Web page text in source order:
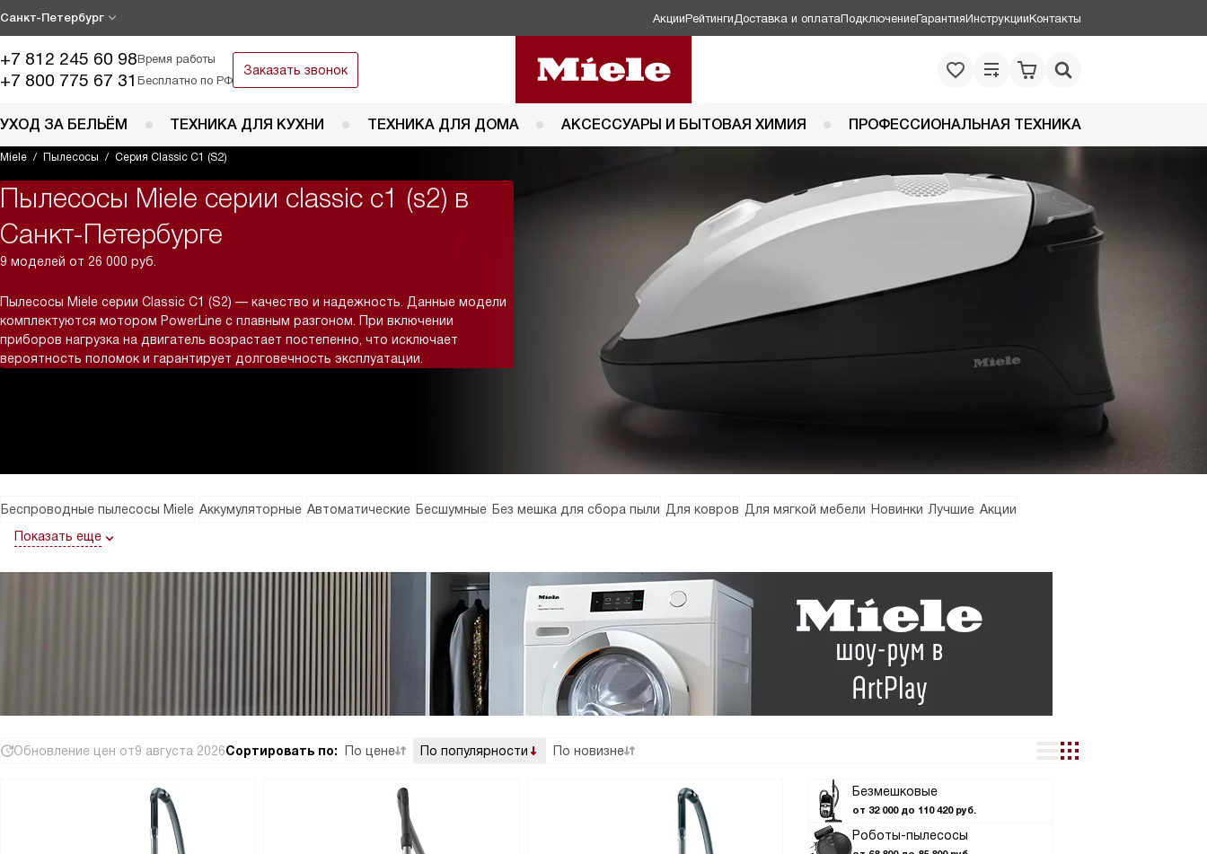
Санкт-Петербург АкцииРейтинги Доставка и оплатаПодключениеГарантияИнструкцииКонтакты
+7 812 245 60 98Время работы
+7 800 775 67 31 Бесплатно по РФ
Заказать звонок
УХОД ЗА БЕЛЬЁМ ТЕХНИКА ДЛЯ КУХНИ ТЕХНИКА ДЛЯ ДОМА АКСЕССУАРЫ И БЫТОВАЯ ХИМИЯ ПРОФЕССИОНАЛЬНАЯ ТЕХНИКА
Miele Пылесосы Серия Classic C1 (S2)
Пылесосы Miele серии classic c1 (s2) в
Санкт-Петербурге
9 моделей от 26 000 руб.
Пылесосы Miele серии Classic C1 (S2) — качество и надежность. Данные модели
комплектуются мотором PowerLine с плавным разгоном. При включении
приборов нагрузка на двигатель возрастает постепенно, что исключает
вероятность поломок и гарантирует долговечность эксплуатации.
Беспроводные пылесосы Miele Аккумуляторные Автоматические Бесшумные Без мешка для сбора пыли Для ковров Для мягкой мебели Новинки Лучшие Акции
Показать еще
Обновление цен от9 августа 2026Сортировать по: По цене По популярности По новизне
Безмешковые
от 32 000 до 110 420 руб.
Роботы-пылесосы